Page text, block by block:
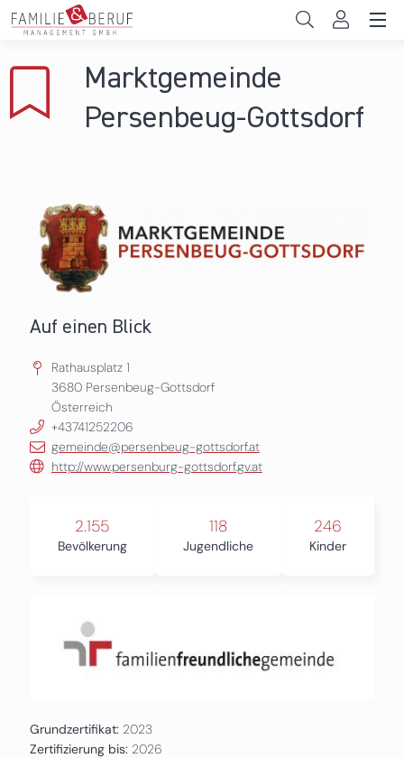
Direkt zum Inhalt
Gemeinden
Das sind wir
News & Events
Marktgemeinde
Persenbeug-Gottsdorf
Auf einen Blick
Rathausplatz 1
3680 Persenbeug-Gottsdorf
Österreich
+43741252206
gemeinde@persenbeug-gottsdorf.at
http://www.persenburg-gottsdorf.gv.at
2.155
Bevölkerung
118
Jugendliche
246
Kinder
Grundzertifikat: 2023
Zertifizierung bis: 2026